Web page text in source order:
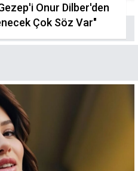
Onur Dilber'den
Çok Söz Var"